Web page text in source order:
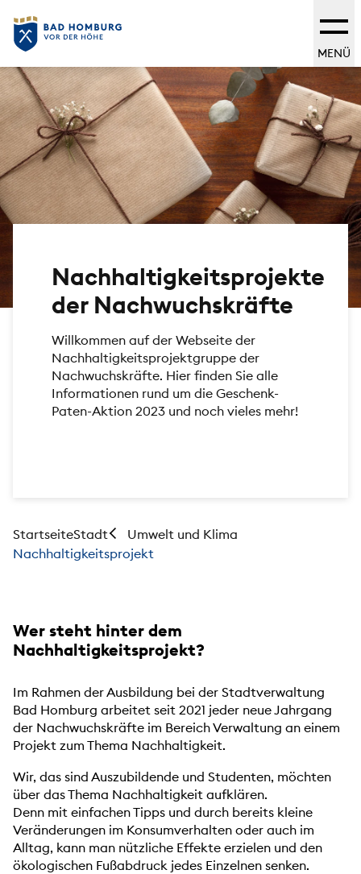
MENÜ
Nachhaltigkeitsprojekte
der Nachwuchskräfte
Willkommen auf der Webseite der
Nachhaltigkeitsprojektgruppe der
Nachwuchskräfte. Hier finden Sie alle
Informationen rund um die Geschenk-
Paten-Aktion 2023 und noch vieles mehr!
StartseiteStadt
Umwelt und Klima
Nachhaltigkeitsprojekt
Wer steht hinter dem
Nachhaltigkeitsprojekt?
Im Rahmen der Ausbildung bei der Stadtverwaltung
Bad Homburg arbeitet seit 2021 jeder neue Jahrgang
der Nachwuchskräfte im Bereich Verwaltung an einem
Projekt zum Thema Nachhaltigkeit.
Wir, das sind Auszubildende und Studenten, möchten
über das Thema Nachhaltigkeit aufklären.
Denn mit einfachen Tipps und durch bereits kleine
Veränderungen im Konsumverhalten oder auch im
Alltag, kann man nützliche Effekte erzielen und den
ökologischen Fußabdruck jedes Einzelnen senken.